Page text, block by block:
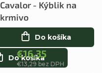
Do košíka
Cavalor - Kýblik na
krmivo
€13,29 bez DPH
€16,35
Do košíka